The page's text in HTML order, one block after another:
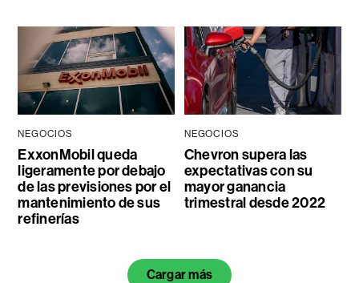
NEGOCIOS
ExxonMobil queda
ligeramente por debajo
de las previsiones por el
mantenimiento de sus
refinerías
NEGOCIOS
Chevron supera las
expectativas con su
mayor ganancia
trimestral desde 2022
Cargar más